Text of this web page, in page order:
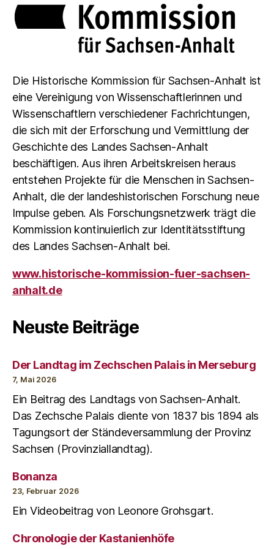
Die Historische Kommission für Sachsen-Anhalt ist
eine Vereinigung von Wissenschaftlerinnen und
Wissenschaftlern verschiedener Fachrichtungen,
die sich mit der Erforschung und Vermittlung der
Geschichte des Landes Sachsen-Anhalt
beschäftigen. Aus ihren Arbeitskreisen heraus
entstehen Projekte für die Menschen in Sachsen-
Anhalt, die der landeshistorischen Forschung neue
Impulse geben. Als Forschungsnetzwerk trägt die
Kommission kontinuierlich zur Identitätsstiftung
des Landes Sachsen-Anhalt bei.
www.historische-kommission-fuer-sachsen-
anhalt.de
Neuste Beiträge
Der Landtag im Zechschen Palais in Merseburg
7, Mai 2026
Ein Beitrag des Landtags von Sachsen-Anhalt.
Das Zechsche Palais diente von 1837 bis 1894 als
Tagungsort der Ständeversammlung der Provinz
Sachsen (Provinziallandtag).
Bonanza
23, Februar 2026
Ein Videobeitrag von Leonore Grohsgart.
Chronologie der Kastanienhöfe